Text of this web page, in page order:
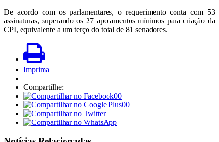
De acordo com os parlamentares, o requerimento conta com 53
assinaturas, superando os 27 apoiamentos mínimos para criação da
CPI, equivalente a um terço do total de 81 senadores.
Imprima
|
Compartilhe:
00
00